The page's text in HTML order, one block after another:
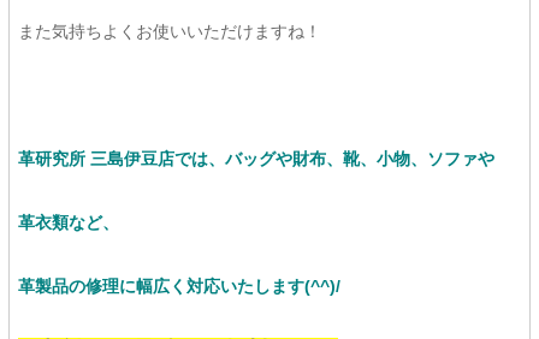
また気持ちよくお使いいただけますね！
革研究所 三島伊豆店では、バッグや財布、靴、小物、ソファや
革衣類など、
革製品の修理に幅広く対応いたします(^^)/